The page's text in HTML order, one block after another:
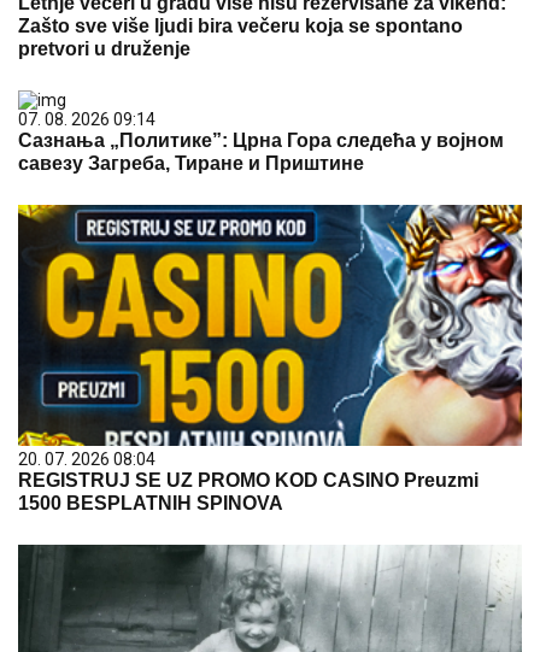
Zašto sve više ljudi bira večeru koja se spontano
pretvori u druženje
07. 08. 2026 09:14
Сазнања „Политике”: Црна Гора следећа у војном
савезу Загреба, Тиране и Приштине
20. 07. 2026 08:04
REGISTRUJ SE UZ PROMO KOD CASINO Preuzmi
1500 BESPLATNIH SPINOVA